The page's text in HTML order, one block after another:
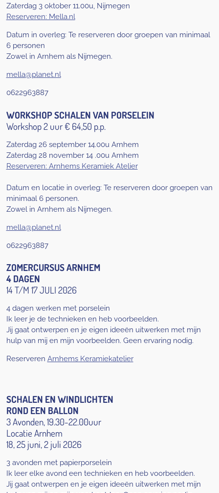
Zaterdag 3 oktober 11.00u, Nijmegen
Reserveren: Mella.nl
Datum in overleg: Te reserveren door groepen van minimaal
6 personen
Zowel in Arnhem als Nijmegen.
mella@planet.nl
0622963887
WORKSHOP SCHALEN VAN PORSELEIN
Workshop 2 uur€ 64,50 p.p.
Zaterdag 26 september 14.00u Arnhem
Zaterdag 28 november 14 .00u Arnhem
Reserveren: Arnhems Keramiek Atelier
Datum en locatie in overleg: Te reserveren door groepen van
minimaal 6 personen.
Zowel in Arnhem als Nijmegen.
mella@planet.nl
0622963887
ZOMERCURSUS ARNHEM
4 DAGEN
14 T/M 17 JULI 2026
4 dagen werken met porselein
Ik leer je de technieken en heb voorbeelden.
Jij gaat ontwerpen en je eigen ideeën uitwerken met mijn
hulp van mij en mijn voorbeelden. Geen ervaring nodig.
Reserveren Arnhems Keramiekatelier
SCHALEN EN WINDLICHTEN
ROND EEN BALLON
3 Avonden, 19.30-22.00uur
Locatie Arnhem
18, 25 juni, 2 juli 2026
3 avonden met papierporselein
Ik leer elke avond een technieken en heb voorbeelden.
Jij gaat ontwerpen en je eigen ideeën uitwerken met mijn